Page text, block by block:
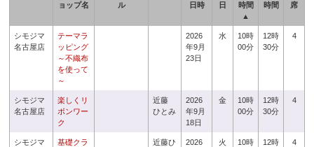
ョップ名
ル
日時
日
時間
▲
時間
席
シモジマ
名古屋店
テーマラ
ッピング
～不織布
を使って
～
2026
年9月
23日
水
10時
00分
12時
30分
4
シモジマ
名古屋店
楽しくリ
ボンワー
ク
近藤
ひとみ
2026
年9月
18日
金
10時
00分
12時
30分
4
シモジマ
基礎クラ
近藤ひ
2026
火
10時
12時
4